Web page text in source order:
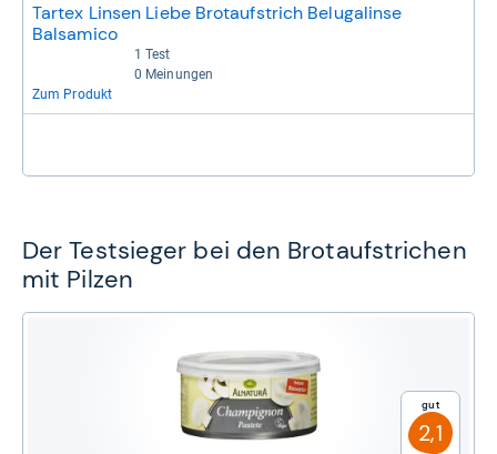
Tartex Linsen Liebe Brotaufstrich Belugalinse
Balsamico
4,4 von 5 Sternen
1 Test
Bisher keine Bewertungen
0 Meinungen
Zum Produkt
Der Testsieger bei den Brotaufstrichen
mit Pilzen
Gut
2,1